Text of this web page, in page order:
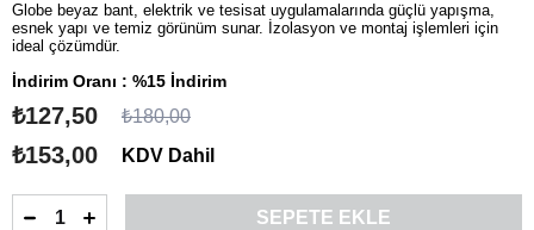
Globe beyaz bant, elektrik ve tesisat uygulamalarında güçlü yapışma,
esnek yapı ve temiz görünüm sunar. İzolasyon ve montaj işlemleri için
ideal çözümdür.
İndirim Oranı : %15 İndirim
₺180,00
₺127,50
KDV Dahil
₺153,00